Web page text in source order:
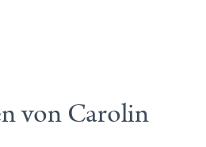
von Carolin